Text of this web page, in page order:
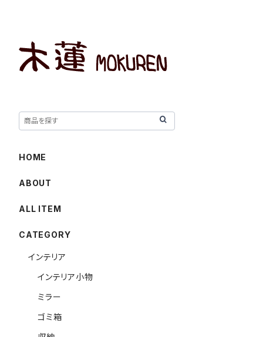
HOME
ABOUT
ALL ITEM
CATEGORY
インテリア
インテリア小物
ミラー
ゴミ箱